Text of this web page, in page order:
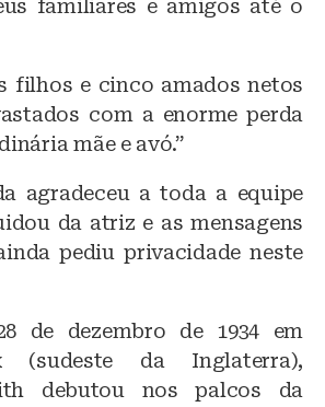
familiares e amigos até o
filhos e cinco amados netos
com a enorme perda
mãe e avó.”
agradeceu a toda a equipe
da atriz e as mensagens
pediu privacidade neste
de dezembro de 1934 em
(sudeste da Inglaterra),
debutou nos palcos da